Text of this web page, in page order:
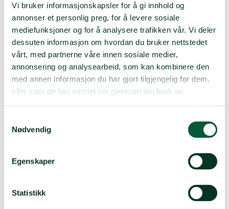
Vi bruker informasjonskapsler for å gi innhold og
annonser et personlig preg, for å levere sosiale
mediefunksjoner og for å analysere trafikken vår. Vi deler
dessuten informasjon om hvordan du bruker nettstedet
vårt, med partnerne våre innen sosiale medier,
annonsering og analysearbeid, som kan kombinere den
med annen informasjon du har gjort tilgjengelig for dem,
eller som de har samlet inn gjennom din bruk av
Nødvendig
Egenskaper
Statistikk
pressekonferansen annonserte de en nasjonal streik 21.
november, ba om et ekstraordinært besøk til Colombia
fra FNs spesialrapportør for urfolks rettigheter og Den
interamerikanske Menneskerettskommisjonen og
krevde forsvarsministerens avgang. ONICs leder, Luis
Fernando Arias, sa at de «oppfordrer hele det
colombianske samfunnet til å reise oss i forsvar for
livet, rettighetene og territoriene fra og med 8.
november».
beskyldninger om at han skal ha holdt tilbake
opplysninger om at barn ble drept da landets militære
sju barn i alderen 12–17 år ble drept under angrepet.
08 nov. 2019